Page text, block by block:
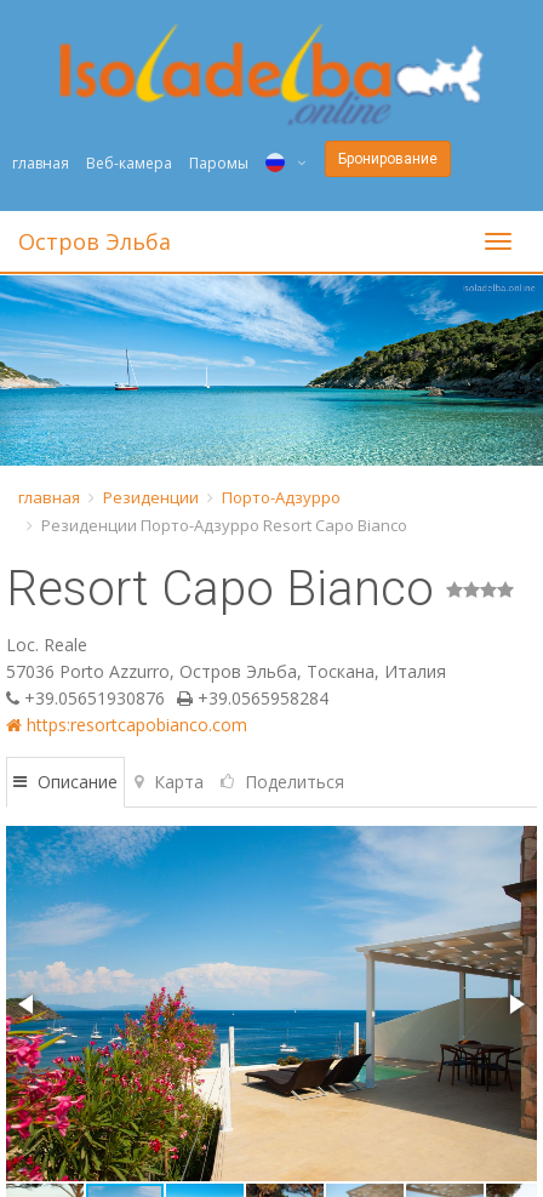
главная Веб-камера Паромы
ENG
DEU
NED
FRA
DAN
ESP
Бронирование
Остров Эльба
главная Резиденции
Порто-Адзурро
Резиденции Порто-Адзурро Resort Capo Bianco
Resort Capo Bianco
Loc. Reale
57036 Porto Azzurro, Остров Эльба, Тоскана, Италия
+39.05651930876
+39.0565958284
https:resortcapobianco.com
Описание Карта Поделиться